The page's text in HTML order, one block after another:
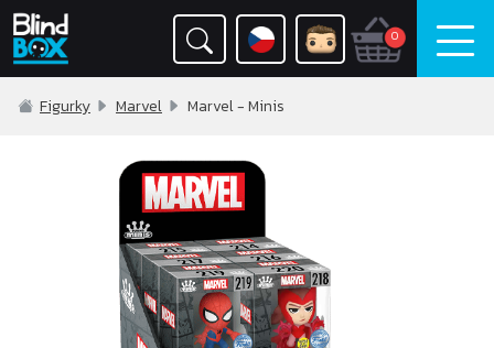
0
Figurky Marvel Marvel - Minis